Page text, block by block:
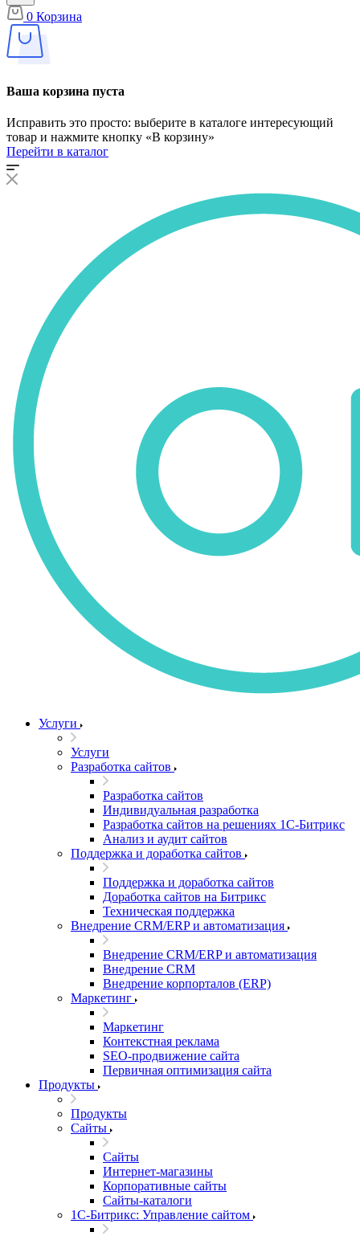
0 Корзина
Ваша корзина пуста
Исправить это просто: выберите в каталоге интересующий
товар и нажмите кнопку «В корзину»
Перейти в каталог
Услуги
Услуги
Разработка сайтов
Разработка сайтов
Индивидуальная разработка
Разработка сайтов на решениях 1С-Битрикс
Анализ и аудит сайтов
Поддержка и доработка сайтов
Поддержка и доработка сайтов
Доработка сайтов на Битрикс
Техническая поддержка
Внедрение CRM/ERP и автоматизация
Внедрение CRM/ERP и автоматизация
Внедрение CRM
Внедрение корпорталов (ERP)
Маркетинг
Маркетинг
Контекстная реклама
SEO-продвижение сайта
Первичная оптимизация сайта
Продукты
Продукты
Сайты
Сайты
Интернет-магазины
Корпоративные сайты
Сайты-каталоги
1С-Битрикс: Управление сайтом